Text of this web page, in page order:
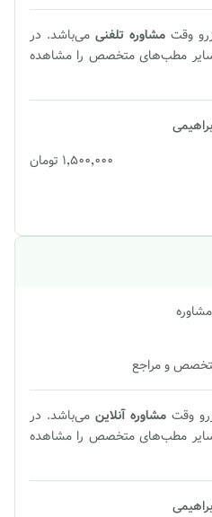
وقت مشاوره تلفنی می‌باشد. در
مطب‌های متخصص را مشاهده
۱٬۵۰۰٬۰۰۰ تومان
و مراجع
وقت مشاورهآنلاین می‌باشد. در
مطب‌های متخصص را مشاهده